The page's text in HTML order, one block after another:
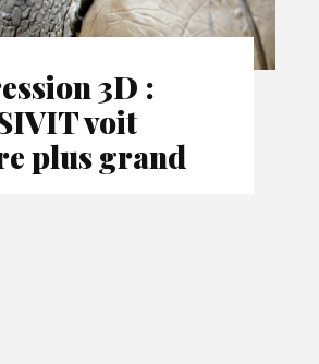
3D :
voit
plus grand